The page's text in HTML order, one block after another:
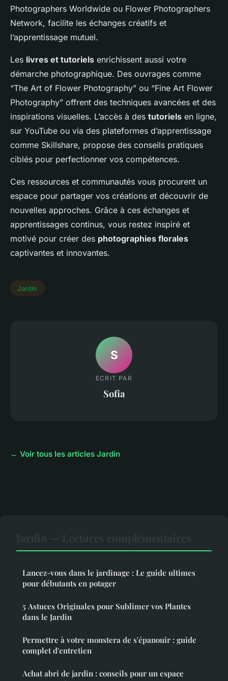
Photographers Worldwide ou Flower Photographers
Network, facilite les échanges créatifs et
l’apprentissage mutuel.
Les livres et tutoriels enrichissent aussi votre
démarche photographique. Des ouvrages comme
“The Art of Flower Photography” ou “Fine Art Flower
Photography” offrent des techniques avancées et des
inspirations visuelles. L’accès à des tutoriels en ligne,
sur YouTube ou via des plateformes d’apprentissage
comme Skillshare, propose des conseils pratiques
ciblés pour perfectionner vos compétences.
Ces ressources et communautés vous procurent un
espace pour partager vos créations et découvrir de
nouvelles approches. Grâce à ces échanges et
apprentissages continus, vous restez inspiré et
motivé pour créer des photographies florales
captivantes et innovantes.
Jardin
S
ECRIT PAR
Sofia
← Voir tous les articles Jardin
Lancez-vous dans le jardinage : Le guide ultimes
pour débutants en potager
5 Astuces Originales pour Sublimer vos Plantes
dans le Jardin
Permettre à votre monstera de s'épanouir : guide
complet d'entretien
Achat abri de jardin : conseils pour un espace